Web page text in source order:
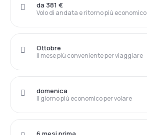
Volo di andata e ritorno più economico
da 381 €
Il mese più conveniente per viaggiare
Ottobre
Il giorno più economico per volare
domenica